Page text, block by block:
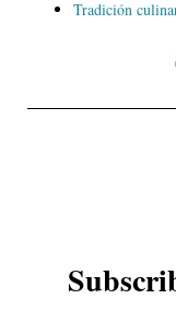
Tradición